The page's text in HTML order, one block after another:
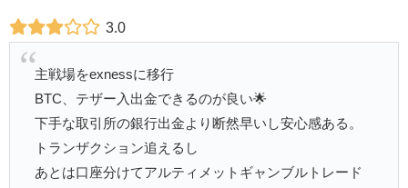
3.0
主戦場をexnessに移行
BTC、テザー入出金できるのが良い🌟
下手な取引所の銀行出金より断然早いし安心感ある。
トランザクション追えるし
あとは口座分けてアルティメットギャンブルトレード